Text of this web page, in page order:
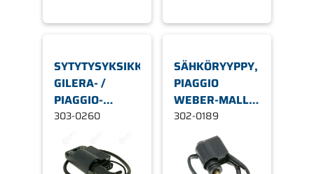
SYTYTYSYKSIKKÖ,
GILERA- /
PIAGGIO-
SKOOTTERIT
303-0260
SÄHKÖRYYPPY,
PIAGGIO
WEBER-MALLI,
Ø 20MM
302-0189